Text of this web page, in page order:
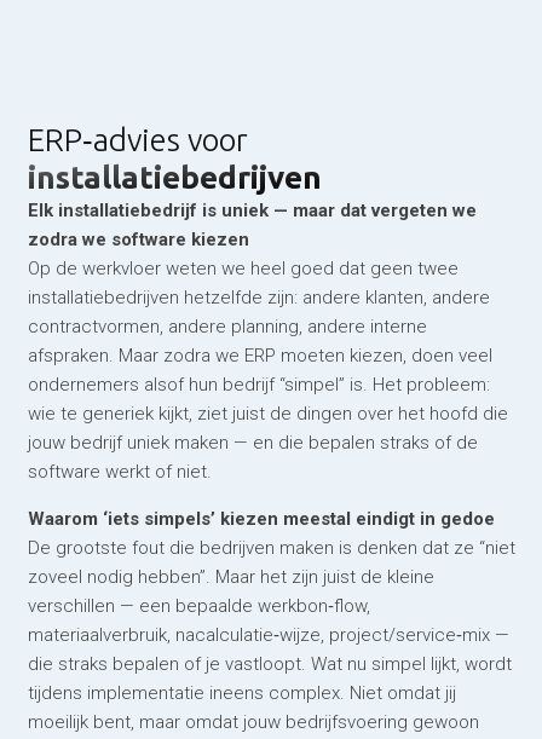
ERP‑advies voor
installatiebedrijven
Elk installatiebedrijf is uniek — maar dat vergeten we
zodra we software kiezen
Op de werkvloer weten we heel goed dat geen twee
installatiebedrijven hetzelfde zijn: andere klanten, andere
contractvormen, andere planning, andere interne
afspraken. Maar zodra we ERP moeten kiezen, doen veel
ondernemers alsof hun bedrijf “simpel” is. Het probleem:
wie te generiek kijkt, ziet juist de dingen over het hoofd die
jouw bedrijf uniek maken — en die bepalen straks of de
software werkt of niet.
Waarom ‘iets simpels’ kiezen meestal eindigt in gedoe
De grootste fout die bedrijven maken is denken dat ze “niet
zoveel nodig hebben”. Maar het zijn juist de kleine
verschillen — een bepaalde werkbon‑flow,
materiaalverbruik, nacalculatie‑wijze, project/­service‑mix —
die straks bepalen of je vastloopt. Wat nu simpel lijkt, wordt
tijdens implementatie ineens complex. Niet omdat jij
moeilijk bent, maar omdat jouw bedrijfsvoering gewoon